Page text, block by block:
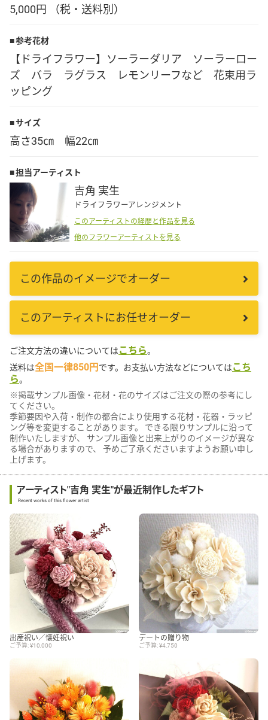
instagram
Language
5,000円 （税・送料別）
参考花材
【ドライフラワー】ソーラーダリア ソーラーロー
ズ バラ ラグラス レモンリーフなど 花束用ラ
ッピング
サイズ
高さ35㎝ 幅22㎝
担当アーティスト
吉角 実生
ドライフラワーアレンジメント
このアーティストの経歴と作品を見る
他のフラワーアーティストを見る
この作品のイメージでオーダー
このアーティストにお任せオーダー
ご注文方法の違いについてはこちら。
送料は全国一律850円です。お支払い方法などについてはこち
ら。
※掲載サンプル画像・花材・花のサイズはご注文の際の参考にし
てください。
季節要因や入荷・制作の都合により使用する花材・花器・ラッピ
ング等を変更することがあります。 できる限りサンプルに沿って
制作いたしますが、 サンプル画像と出来上がりのイメージが異な
る場合がありますので、 予めご了承くださいますようお願い申し
上げます。
アーティスト"吉角 実生"が最近制作したギフト
Recent works of this flower artist
出産祝い／懐妊祝い
ご予算: ¥10,000
デートの贈り物
ご予算: ¥4,750